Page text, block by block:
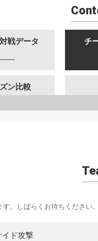
戦データ チ
ン比較
。しばらくお待ちください。
イド攻撃